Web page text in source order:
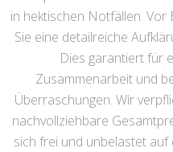
in hektischen Notfällen.
Sie eine detailreiche
Dies garantiert für
Zusammenarbeit und
Überraschungen. Wir
nachvollziehbare
sich frei und unbelastet